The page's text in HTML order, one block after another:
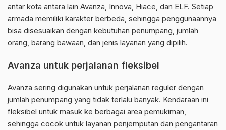
antar kota antara lain Avanza, Innova, Hiace, dan ELF. Setiap
armada memiliki karakter berbeda, sehingga penggunaannya
bisa disesuaikan dengan kebutuhan penumpang, jumlah
orang, barang bawaan, dan jenis layanan yang dipilih.
Avanza untuk perjalanan fleksibel
Avanza sering digunakan untuk perjalanan reguler dengan
jumlah penumpang yang tidak terlalu banyak. Kendaraan ini
fleksibel untuk masuk ke berbagai area pemukiman,
sehingga cocok untuk layanan penjemputan dan pengantaran